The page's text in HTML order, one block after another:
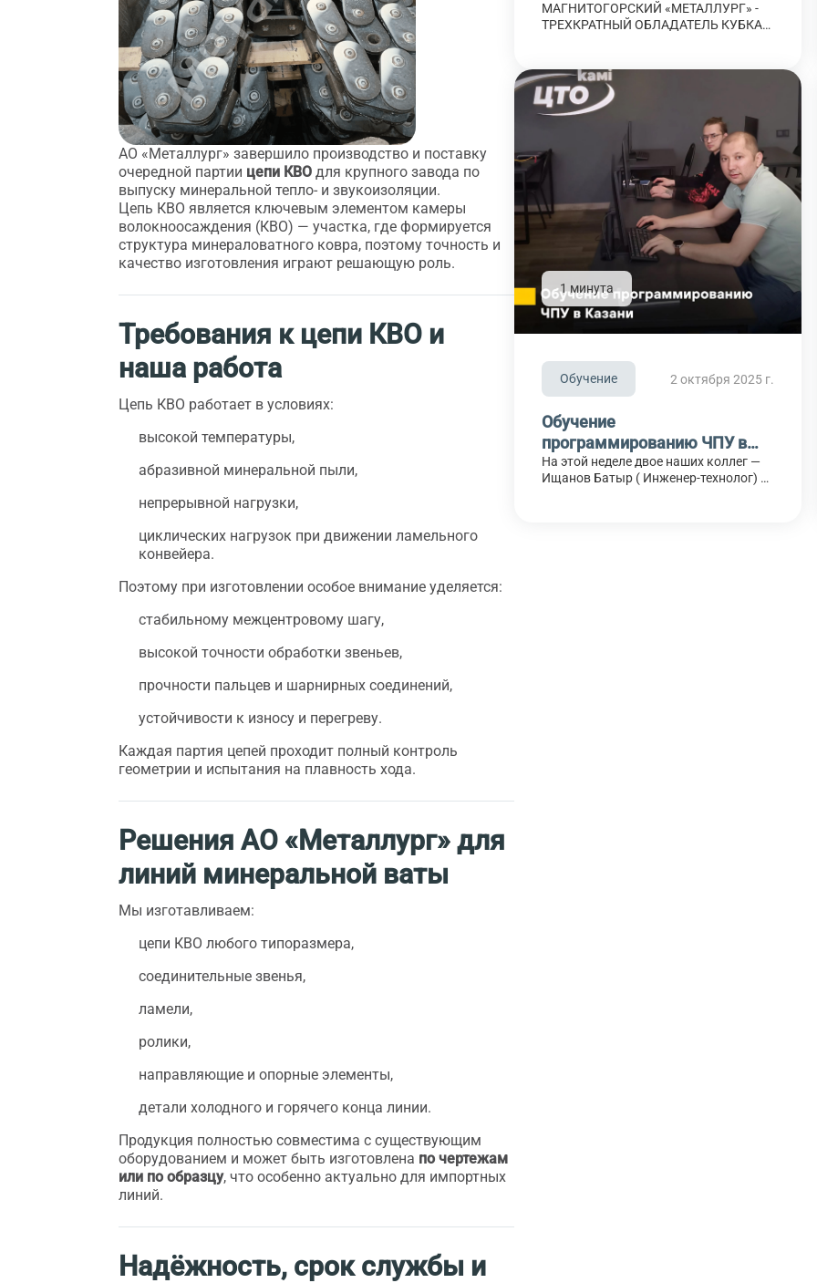
АО «Металлург» завершило производство и поставку
очередной партии цепи КВО для крупного завода по
выпуску минеральной тепло- и звукоизоляции.
Цепь КВО является ключевым элементом камеры
волокноосаждения (КВО) — участка, где формируется
структура минераловатного ковра, поэтому точность и
качество изготовления играют решающую роль.
Требования к цепи КВО и
наша работа
Цепь КВО работает в условиях:
высокой температуры,
абразивной минеральной пыли,
непрерывной нагрузки,
циклических нагрузок при движении ламельного
конвейера.
Поэтому при изготовлении особое внимание уделяется:
стабильному межцентровому шагу,
высокой точности обработки звеньев,
прочности пальцев и шарнирных соединений,
устойчивости к износу и перегреву.
Каждая партия цепей проходит полный контроль
геометрии и испытания на плавность хода.
Решения АО «Металлург» для
линий минеральной ваты
Мы изготавливаем:
цепи КВО любого типоразмера,
соединительные звенья,
ламели,
ролики,
направляющие и опорные элементы,
детали холодного и горячего конца линии.
Продукция полностью совместима с существующим
оборудованием и может быть изготовлена по чертежам
или по образцу, что особенно актуально для импортных
линий.
Надёжность, срок службы и
МАГНИТОГОРСКИЙ «МЕТАЛЛУРГ» -
ТРЕХКРАТНЫЙ ОБЛАДАТЕЛЬ КУБКА
всего сезона Вдохновляемся
примером ребят на льду и идем на
встречу к новым победам командой
АО "Металлург"
1 минута
Обучение 2 октября 2025 г.
Обучение
программированию ЧПУ в
Казани
На этой неделе двое наших коллег —
Ищанов Батыр ( Инженер-технолог) и